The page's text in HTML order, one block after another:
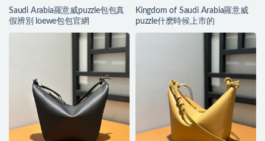
Saudi Arabia羅意威puzzle包包真
假辨別 loewe包包官網
Kingdom of Saudi Arabia羅意威
puzzle什麽時候上市的